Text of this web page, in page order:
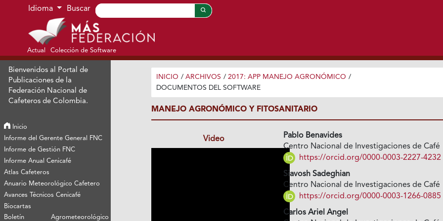
Ir al menú de navegación principal
Ir al contenido principal
Ir al pie de página del sitio
Idioma Buscar
Actual Colección de Software
Bienvenidos al Portal de
Publicaciones de la
Federación Nacional de
Cafeteros de Colombia.
Inicio
Informe del Gerente General FNC
Informe de Gestión FNC
Informe Anual Cenicafé
Atlas Cafeteros
Anuario Meteorológico Cafetero
Avances Técnicos Cenicafé
Biocartas
Boletín Agrometeorológico
INICIO / ARCHIVOS / 2017: APP MANEJO AGRONÓMICO /
DOCUMENTOS DEL SOFTWARE
MANEJO AGRONÓMICO Y FITOSANITARIO
Video
Pablo Benavides
Centro Nacional de Investigaciones de Café
https://orcid.org/0000-0003-2227-4232
Siavosh Sadeghian
Centro Nacional de Investigaciones de Café
https://orcid.org/0000-0003-1266-0885
Carlos Ariel Angel